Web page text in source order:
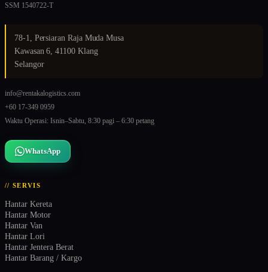
SSM 1540722-T
78-1, Persiaran Raja Muda Musa
Kawasan 6, 41100 Klang
Selangor
info@rentakalogistics.com
+60 17-349 0959
Waktu Operasi: Isnin–Sabtu, 8:30 pagi – 6:30 petang
WhatsApp
// SERVIS
Hantar Kereta
Hantar Motor
Hantar Van
Hantar Lori
Hantar Jentera Berat
Hantar Barang / Kargo